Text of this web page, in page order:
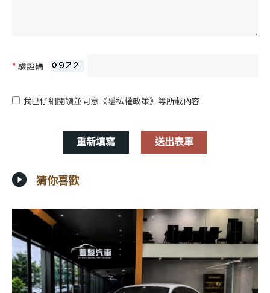
* 驗證碼
我已仔細閱讀並同意 《隱私權政策》 等所載內容
猜你喜歡